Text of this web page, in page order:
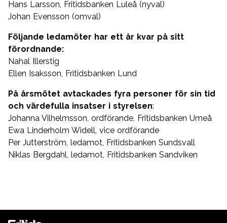
Hans Larsson, Fritidsbanken Luleå (nyval)
Johan Evensson (omval)
Följande ledamöter har ett år kvar på sitt
förordnande:
Nahal Illerstig
Ellen Isaksson, Fritidsbanken Lund
På årsmötet avtackades fyra personer för sin tid
och värdefulla insatser i styrelsen:
Johanna Vilhelmsson, ordförande, Fritidsbanken Umeå
Ewa Linderholm Widell, vice ordförande
Per Jutterström, ledamot, Fritidsbanken Sundsvall
Niklas Bergdahl, ledamot, Fritidsbanken Sandviken